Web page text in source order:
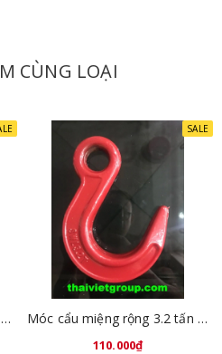
CÙNG LOẠI
Móc cẩu miệng rộng 2 tấn GL8015-01
SALE
Móc cẩu miệng rộng 3.2 tấn GL8015-02
110.000₫